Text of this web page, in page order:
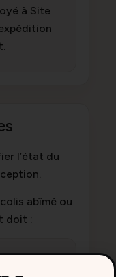
à Site
l’état du
abîmé ou
doit :